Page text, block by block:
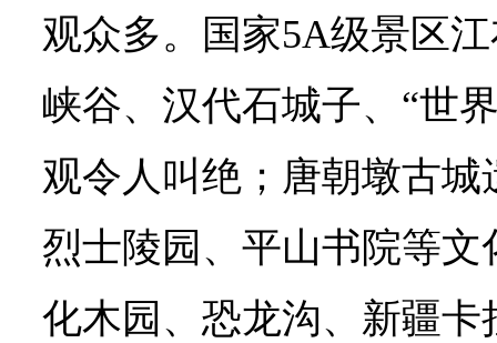
观众多。国家5A级景区
峡谷、汉代石城子、“世
观令人叫绝；唐朝墩古
烈士陵园、平山书院等
化木园、恐龙沟、新疆